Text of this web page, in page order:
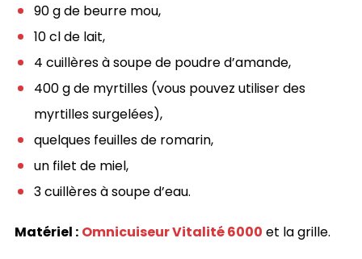
90 g de beurre mou,
10 cl de lait,
4 cuillères à soupe de poudre d’amande,
400 g de myrtilles (vous pouvez utiliser des
myrtilles surgelées),
quelques feuilles de romarin,
un filet de miel,
3 cuillères à soupe d’eau.
Matériel : Omnicuiseur Vitalité 6000 et la grille.